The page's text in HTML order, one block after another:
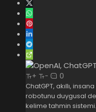
+ - 0
ChatGPT, akıllı,
robotunu duygusal
kelime tahmin